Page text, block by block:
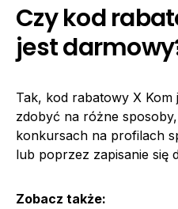
Czy kod
jest
Tak, kod rabatowy X
zdobyć na różne
konkursach na profilach
lub poprzez zapisanie się
Zobacz także: